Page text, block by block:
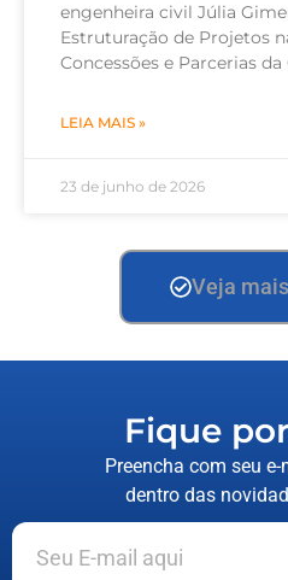
engenheira civil Júlia
Estruturação de Projetos
Concessões e Parcerias da
LEIA MAIS »
23 de junho de 2026
Veja
Fique
Preencha com seu
dentro das